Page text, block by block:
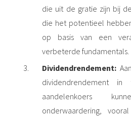
die uit de gratie zijn bij
die het potentieel
op basis van een
verbeterde fundamentals.
Dividendrendement:
dividendrendement
aandelenkoers
onderwaardering,